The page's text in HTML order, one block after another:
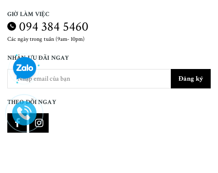
GIỜ LÀM VIỆC
094 384 5460
Các ngày trong tuần (9am- 10pm)
NHẬN ƯU ĐÃI NGAY
Đăng ký
THEO DÕI NGAY